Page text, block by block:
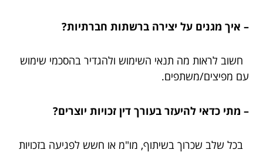
– איך מגנים על יצירה ברשתות חברתיות?
חשוב לראות מה תנאי השימוש ולהגדיר בהסכמי שימוש
עם מפיצים/משתפים.
– מתי כדאי להיעזר בעורך דין זכויות יוצרים?
בכל שלב שכרוך בשיתוף, מו"מ או חשש לפגיעה בזכויות